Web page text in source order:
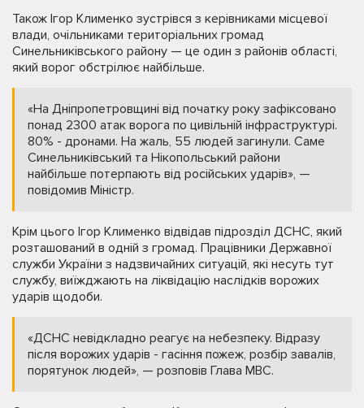
Також Ігор Клименко зустрівся з керівниками місцевої
влади, очільниками територіальних громад
Синельниківського району — це один з районів області,
який ворог обстрілює найбільше.
«На Дніпропетровщині від початку року зафіксовано
понад 2300 атак ворога по цивільній інфраструктурі.
80% - дронами. На жаль, 55 людей загинули. Саме
Синельниківський та Нікопольський райони
найбільше потерпають від російських ударів», —
повідомив Міністр.
Крім цього Ігор Клименко відвідав підрозділ ДСНС, який
розташований в одній з громад. Працівники Державної
служби України з надзвичайних ситуацій, які несуть тут
службу, виїжджають на ліквідацію наслідків ворожих
ударів щодоби.
«ДСНС невідкладно реагує на небезпеку. Відразу
після ворожих ударів - гасіння пожеж, розбір завалів,
порятунок людей», — розповів Глава МВС.